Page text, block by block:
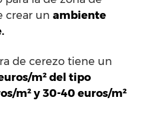
crear un ambiente
de cerezo tiene un
m² del tipo
m² y 30-40 euros/m²